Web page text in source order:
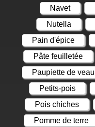
Navet
Nutella
Pain d'épice
Pâte feuilletée
Paupiette de veau
Petits-pois
Pois chiches
Pomme de terre